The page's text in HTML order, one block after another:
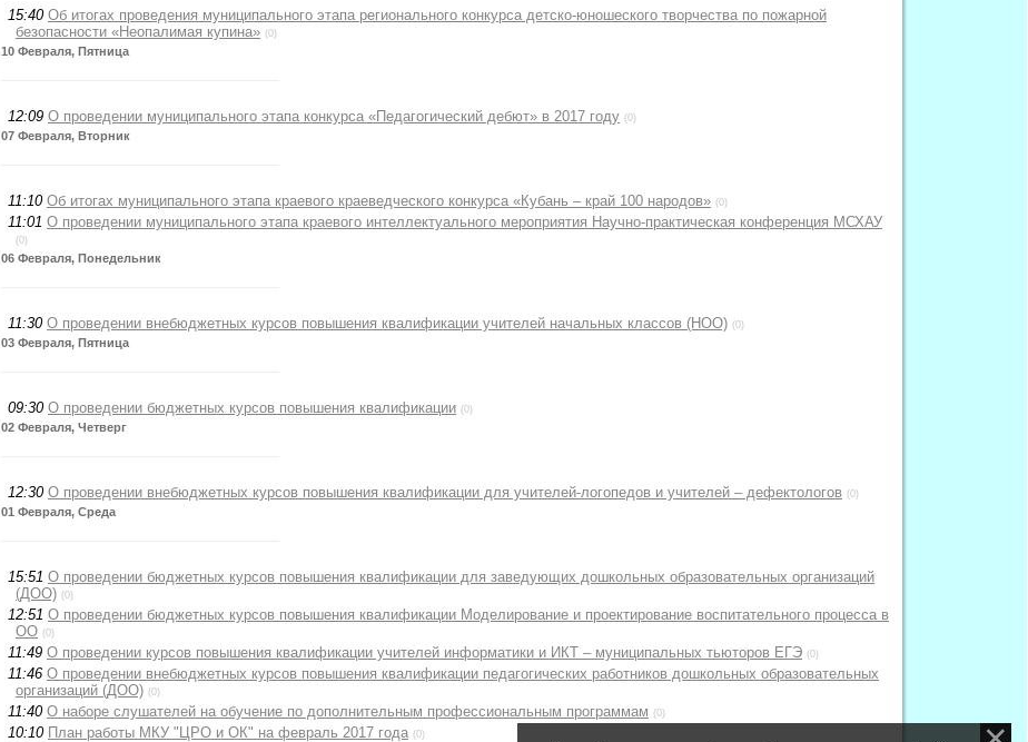
15:40 Об итогах проведения муниципального этапа регионального конкурса детско-юношеского творчества по пожарной
безопасности «Неопалимая купина» (0)
10 Февраля, Пятница
12:09 О проведении муниципального этапа конкурса «Педагогический дебют» в 2017 году (0)
07 Февраля, Вторник
11:10 Об итогах муниципального этапа краевого краеведческого конкурса «Кубань – край 100 народов» (0)
11:01 О проведении муниципального этапа краевого интеллектуального мероприятия Научно-практическая конференция МСХАУ
(0)
06 Февраля, Понедельник
11:30 О проведении внебюджетных курсов повышения квалификации учителей начальных классов (НОО) (0)
03 Февраля, Пятница
09:30 О проведении бюджетных курсов повышения квалификации (0)
02 Февраля, Четверг
12:30 О проведении внебюджетных курсов повышения квалификации для учителей-логопедов и учителей – дефектологов (0)
01 Февраля, Среда
15:51 О проведении бюджетных курсов повышения квалификации для заведующих дошкольных образовательных организаций
(ДОО) (0)
12:51 О проведении бюджетных курсов повышения квалификации Моделирование и проектирование воспитательного процесса в
ОО (0)
11:49 О проведении курсов повышения квалификации учителей информатики и ИКТ – муниципальных тьюторов ЕГЭ (0)
11:46 О проведении внебюджетных курсов повышения квалификации педагогических работников дошкольных образовательных
организаций (ДОО) (0)
11:40 О наборе слушателей на обучение по дополнительным профессиональным программам (0)
10:10 План работы МКУ "ЦРО и ОК" на февраль 2017 года (0)